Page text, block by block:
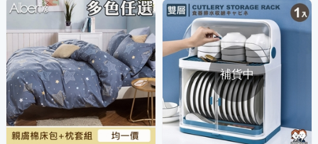
補貨中